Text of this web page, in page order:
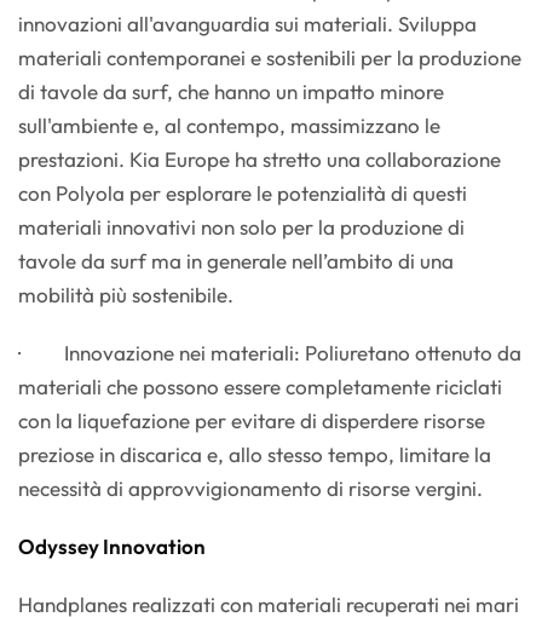
innovazioni all'avanguardia sui materiali. Sviluppa
materiali contemporanei e sostenibili per la produzione
di tavole da surf, che hanno un impatto minore
sull'ambiente e, al contempo, massimizzano le
prestazioni. Kia Europe ha stretto una collaborazione
con Polyola per esplorare le potenzialità di questi
materiali innovativi non solo per la produzione di
tavole da surf ma in generale nell’ambito di una
mobilità più sostenibile.
· Innovazione nei materiali: Poliuretano ottenuto da
materiali che possono essere completamente riciclati
con la liquefazione per evitare di disperdere risorse
preziose in discarica e, allo stesso tempo, limitare la
necessità di approvvigionamento di risorse vergini.
Odyssey Innovation
Handplanes realizzati con materiali recuperati nei mari